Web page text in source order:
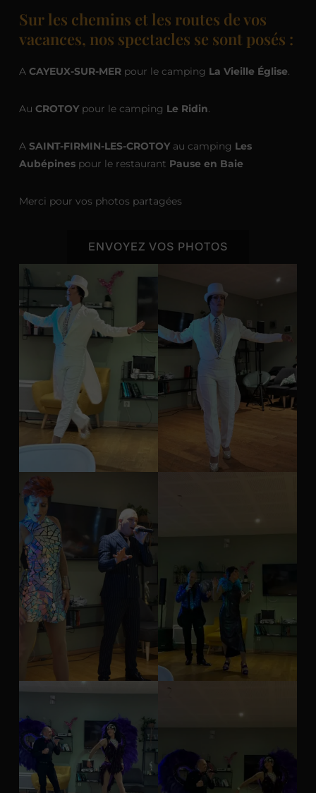
Sur les chemins et les routes de vos
vacances, nos spectacles se sont posés :
A CAYEUX-SUR-MERpour le camping La Vieille Église.
Au CROTOYpour le camping Le Ridin.
A SAINT-FIRMIN-LES-CROTOYau camping Les
Aubépinespour le restaurant Pause en Baie
Merci pour vos photos partagées
ENVOYEZ VOS PHOTOS